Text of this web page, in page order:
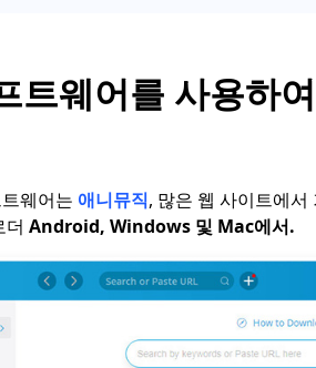
트웨어를 사용하
웨어는 애니뮤직, 많은 웹 사이트에
더 Android, Windows 및 Mac에서.